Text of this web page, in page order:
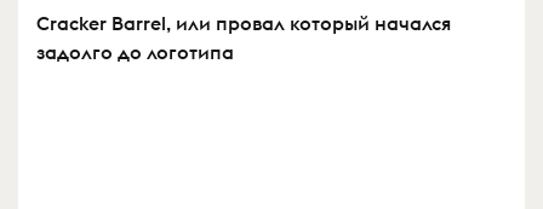
Cracker Barrel, или провал который начался
задолго до логотипа